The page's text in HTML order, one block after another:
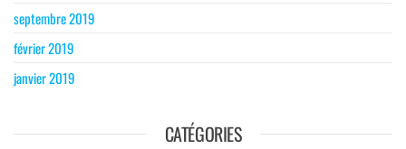
septembre 2019
février 2019
janvier 2019
CATÉGORIES